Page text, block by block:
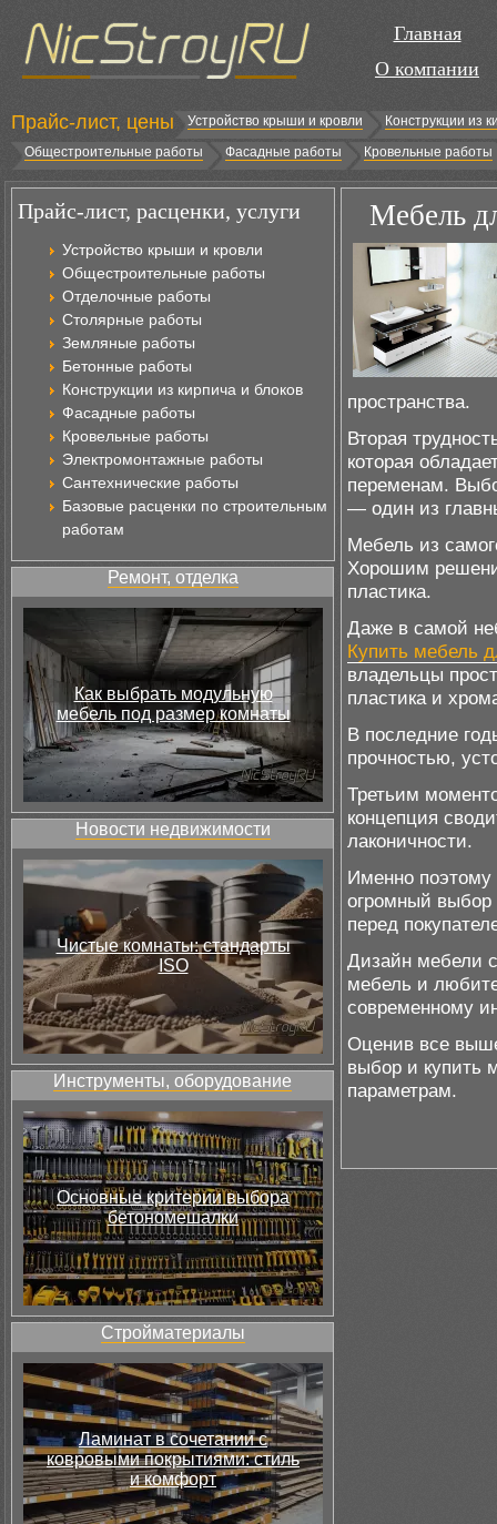
Главная
О компании
Прайс-лист, цены Устройство крыши и кровли
Конструкции из
Общестроительные работы
Фасадные работы Кровельные работы
Прайс-лист, расценки, услуги
Устройство крыши и кровли
Общестроительные работы
Отделочные работы
Столярные работы
Земляные работы
Бетонные работы
Конструкции из кирпича и блоков
Фасадные работы
Кровельные работы
Электромонтажные работы
Сантехнические работы
Базовые расценки по строительным
работам
Ремонт, отделка
Как выбрать модульную
мебель под размер комнаты
Новости недвижимости
Чистые комнаты: стандарты
ISO
Инструменты, оборудование
Основные критерии выбора
бетономешалки
Стройматериалы
Ламинат в сочетании с
ковровыми покрытиями: стиль
и комфорт
Мебель
пространства.
Вторая
которая
переменам.
— один из
Мебель из
Хорошим
пластика.
Даже в самой
Купить мебель
владельцы
пластика и
В последние
прочностью,
Третьим
концепция
лаконичности.
Именно
огромный выбор
перед
Дизайн мебели
мебель и
современному
Оценив все
выбор и купить
параметрам.